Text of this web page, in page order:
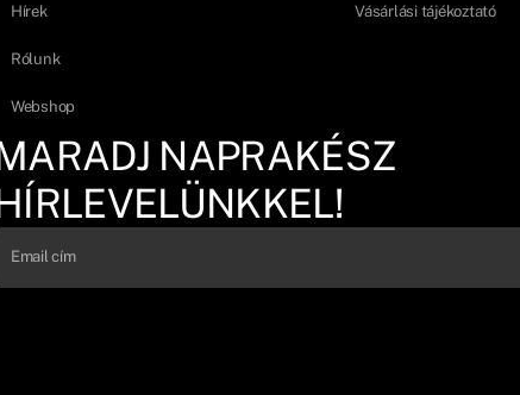
Hírek
Rólunk
Webshop
Vásárlási tájékoztató
NAPRAKÉSZ